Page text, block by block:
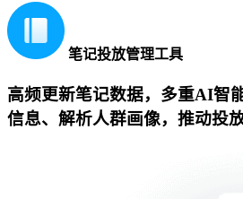
笔记投放管理工具
高频更新笔记数据，多重AI智
信息、解析人群画像，推动投